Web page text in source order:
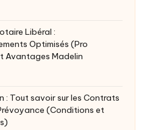
Libéral :
Optimisés (Pro
Avantages Madelin
: Tout savoir sur les Contrats
(Conditions et